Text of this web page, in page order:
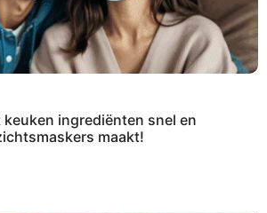
keuken ingrediënten snel en
maakt!